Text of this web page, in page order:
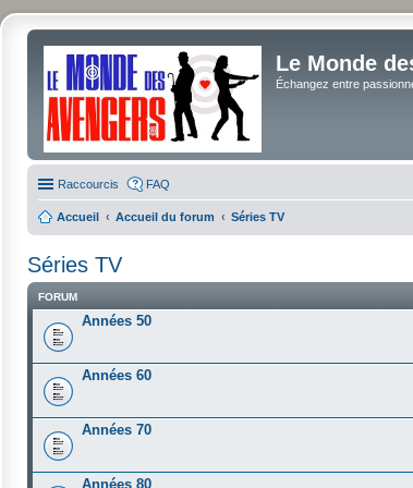
Le Monde
Échangez entre
Raccourcis FAQ
Accueil Accueil du forum Séries TV
Séries TV
FORUM
Années 50
Années 60
Années 70
Années 80